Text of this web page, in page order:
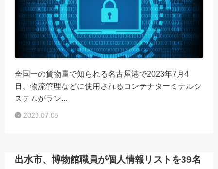
全国一の貨物量で知られる名古屋港で2023年7月4
日、物流管理などに使用されるコンテナターミナルシ
ステムがラン...
2023.07.05
出水市、博物館職員が個人情報リストを39名